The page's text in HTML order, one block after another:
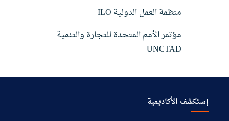
منظمة العمل الدولية ILO
مؤتمر الأمم المتحدة للتجارة والتنمية
UNCTAD
إستكشف الأكاديمية